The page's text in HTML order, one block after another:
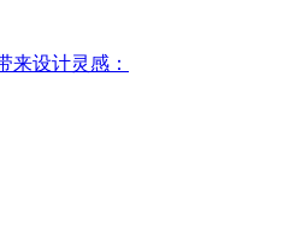
来设计灵感：